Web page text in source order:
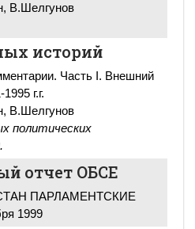
В.Шелгунов
историй
Часть I. Внешний
г.г.
В.Шелгунов
политических
отчет ОБСЕ
ПАРЛАМЕНТСКИЕ
1999